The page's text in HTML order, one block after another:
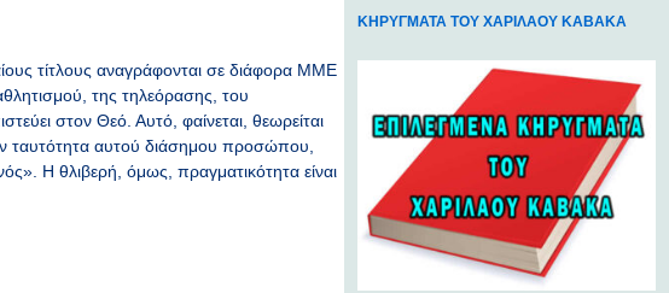
τίτλους αναγράφονται σε διάφορα ΜΜΕ
της τηλεόρασης, του
στον Θεό. Αυτό, φαίνεται, θεωρείται
ταυτότητα αυτού διάσημου προσώπου,
Η θλιβερή, όμως, πραγματικότητα είναι
ΚΗΡΥΓΜΑΤΑ ΤΟΥ ΧΑΡΙΛΑΟΥ ΚΑΒΑΚΑ